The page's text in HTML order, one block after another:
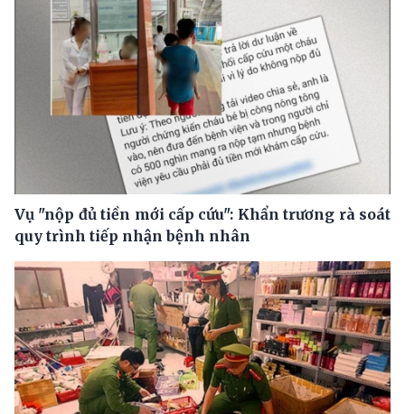
Vụ "nộp đủ tiền mới cấp cứu": Khẩn trương rà soát
quy trình tiếp nhận bệnh nhân